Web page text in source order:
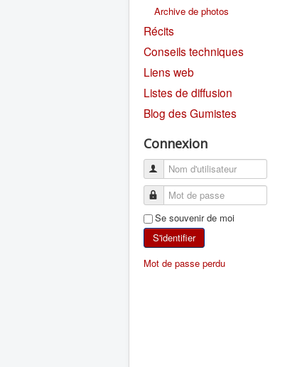
Archive de photos
Récits
Conseils techniques
Liens web
Listes de diffusion
Blog des Gumistes
Connexion
Se souvenir de moi
S'identifier
Mot de passe perdu